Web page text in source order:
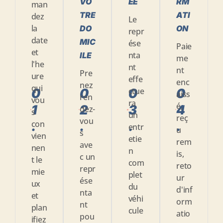
0
1
.
man
dez
la
date
et
l'he
ure
qui
vou
s
con
vien
nen
t le
mie
ux
et
plan
ifiez
0
2
.
TRE
DO
MIC
ILE
Pre
nez
ren
dez-
vou
s
ave
c un
repr
ése
nta
nt
pou
0
3
.
Le
repr
ése
nta
nt
effe
ctue
ra
un
entr
etie
n
com
plet
du
véhi
cule
0
4
.
ATI
ON
Paie
me
nt
enc
aiss
é,
reç
u
rem
is,
reto
ur
d'inf
orm
atio